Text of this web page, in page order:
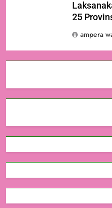
25
ampera